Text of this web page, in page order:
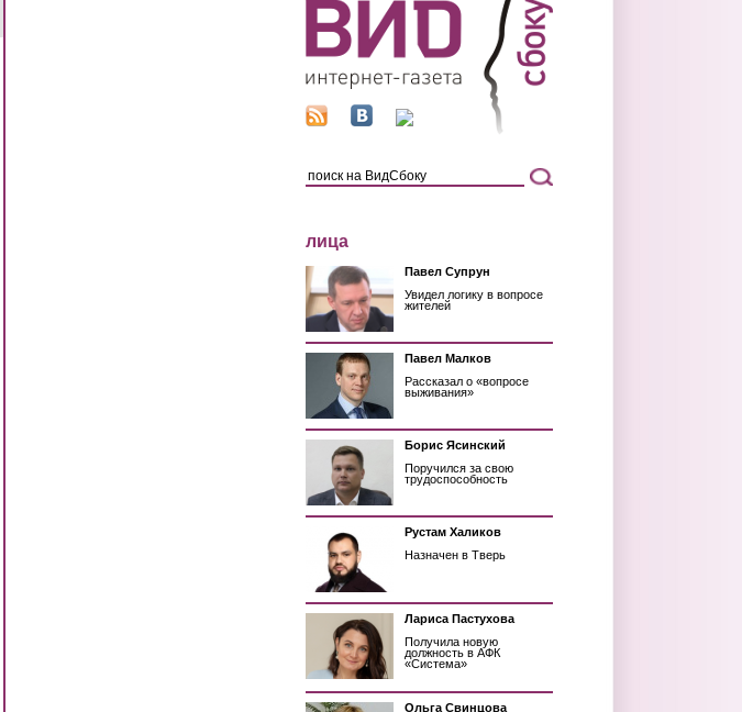
лица
Павел Супрун
Увидел логику в вопросе
жителей
Павел Малков
Рассказал о «вопросе
выживания»
Борис Ясинский
Поручился за свою
трудоспособность
Рустам Халиков
Назначен в Тверь
Лариса Пастухова
Получила новую
должность в АФК
«Система»
Ольга Свинцова